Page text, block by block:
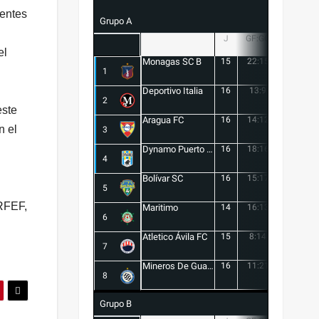
el
Grupo A
J GF:GC
1
Monagas SC B 15 22:15
2
Deportivo Italia 16 13:9
3
Aragua FC 16 14:12
4
Dynamo Puerto FC 16 18:16
5
Bolívar SC 16 15:17
6
Maritimo 14 16:13
7
Atletico Ávila FC 15 8:14
8
Mineros De Guayana 16 11:21
Grupo B